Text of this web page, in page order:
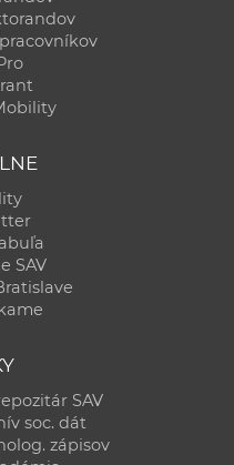
SAV
SAV
soc. dát
zápisov